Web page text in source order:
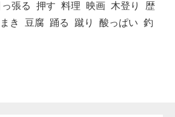
っ張る 押す 料理 映画 木登り
歴
き 豆腐 踊る 蹴り 酸っぱい 釣